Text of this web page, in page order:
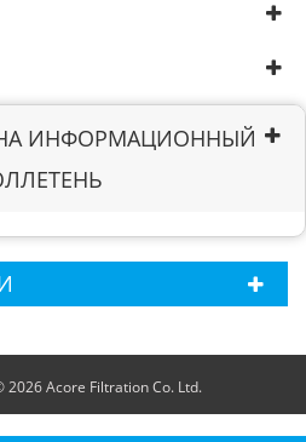
ИНФОРМАЦИОННЫЙ
2026 Acore Filtration Co. Ltd.